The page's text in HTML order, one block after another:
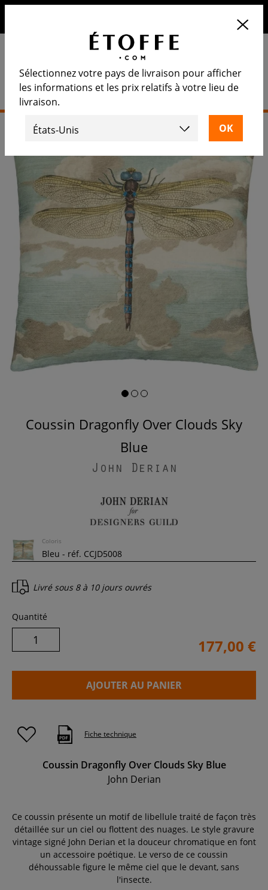
Coussin Dragonfly Over Clouds Sky
Blue
John Derian
Coloris
Livré sous 8 à 10 jours ouvrés
Quantité
177,00 €
AJOUTER AU PANIER
Fiche technique
Coussin Dragonfly Over Clouds Sky Blue
John Derian
Ce coussin présente un motif de libellule traité de façon très
détaillée sur un ciel ou flottent des nuages. Le style gravure
vintage signé John Derian et la douceur chromatique en font
un accessoire poétique. Le verso de ce coussin
déhoussable figure le même ciel que le devant, sans
l'insecte.
Sélectionnez votre pays de livraison pour afficher
les informations et les prix relatifs à votre lieu de
livraison.